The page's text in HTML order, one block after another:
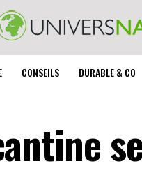
CONSEILS DURABLE & CO